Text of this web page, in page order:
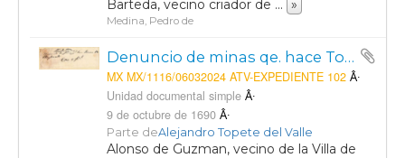
Barteda, vecino criador de ... »
Medina, Pedro de
Denuncio de minas qe. hace Tomas Villalpando; Denuncia de minas que hace Tomas Villalpando.
MX MX/1116/06032024 ATV-EXPEDIENTE 102
Unidad documental simple
9 de octubre de 1690
Parte deAlejandro Topete del Valle
Alonso de Guzman, vecino de la Villa de